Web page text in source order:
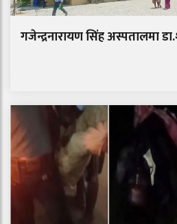
गजेन्द्रनारायण सिंह अस्पतालमा